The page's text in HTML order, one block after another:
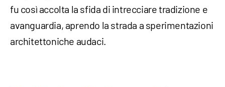
fu così accolta la sfida di intrecciare tradizione e
avanguardia, aprendo la strada a sperimentazioni
architettoniche audaci.